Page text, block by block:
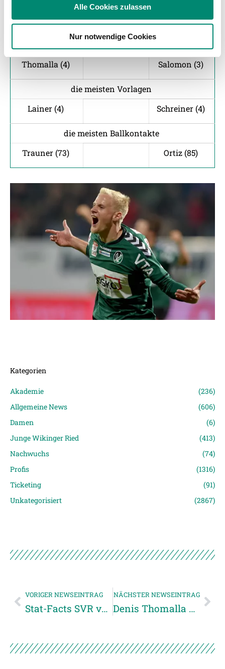
weiteren Daten zusammen, die Sie ihnen bereitgestellt
haben oder die sie im Rahmen Ihrer Nutzung der Dienste
gesammelt haben.
Weitere Details, insbesondere zu Speicherdauer und
Empfänger entnehmen Sie unserer
Datenschutzerklärung
Alle Cookies zulassen
Nur notwendige Cookies
Abseits
15
Fouls
22
Thomalla (4)
Salomon (3)
die meisten Vorlagen
Lainer (4)
Schreiner (4)
die meisten Ballkontakte
Trauner (73)
Ortiz (85)
Kategorien
Akademie
(236)
Allgemeine News
(606)
Damen
(6)
Junge Wikinger Ried
(413)
Nachwuchs
(74)
Profis
(1316)
Ticketing
(91)
Unkategorisiert
(2867)
VORIGER NEWSEINTRAG
Stat-Facts SVR vs. SCR Altach
NÄCHSTER NEWSEINTRAG
Denis Thomalla Man of the Match